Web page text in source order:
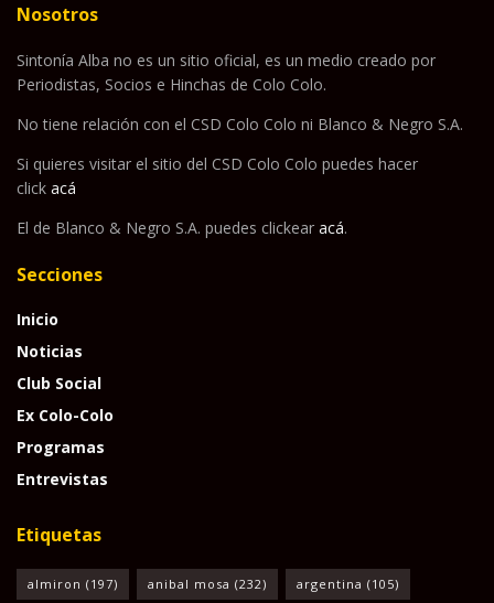
Nosotros
Sintonía Alba no es un sitio oficial, es un medio creado por
Periodistas, Socios e Hinchas de Colo Colo.
No tiene relación con el CSD Colo Colo ni Blanco & Negro S.A.
Si quieres visitar el sitio del CSD Colo Colo puedes hacer
click acá
El de Blanco & Negro S.A. puedes clickear acá.
Secciones
Inicio
Noticias
Club Social
Ex Colo-Colo
Programas
Entrevistas
Etiquetas
almiron (197) anibal mosa (232) argentina (105)